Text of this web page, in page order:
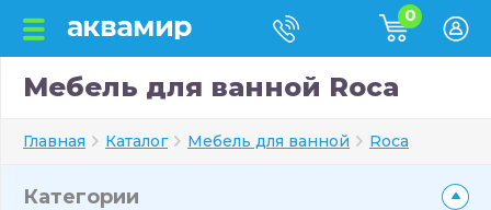
0
Мебель для ванной Roca
Главная Каталог Мебель для ванной Roca
Категории